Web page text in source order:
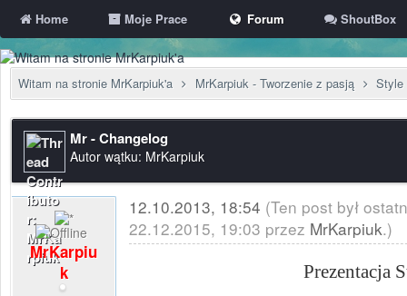
Home Moje Prace Forum ShoutBox
Witam na stronie MrKarpiuk'a MrKarpiuk - Tworzenie z pasją
Mr - Changelog
Autor wątku: MrKarpiuk
MrKarpiu
k
12.10.2013, 18:54 (Ten post był
22.12.2015, 19:03 przez MrKarpiuk.)
Prezentacja